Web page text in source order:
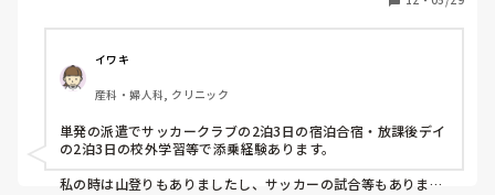
怪我など、
どんな感じですか？
日当は15000円です
安いかも。
イワキ
産科・婦人科, クリニック
単発の派遣でサッカークラブの2泊3日の宿泊合宿・放課後デイ
の2泊3日の校外学習等で添乗経験あります。
私の時は山登りもありましたし、サッカーの試合等もありまし